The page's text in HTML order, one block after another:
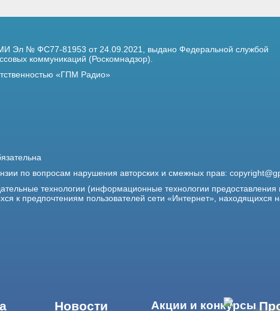
Эл № ФС77-81953 от 24.09.2021, выдано Федеральной службой
коммуникаций (Роскомнадзор).
«ГПМ Радио»
по вопросам нарушения авторских и смежных прав:
технологии (информационные технологии
к предпочтениям пользователей сети «Интернет», находящихся
Новости Акции и конкурсы